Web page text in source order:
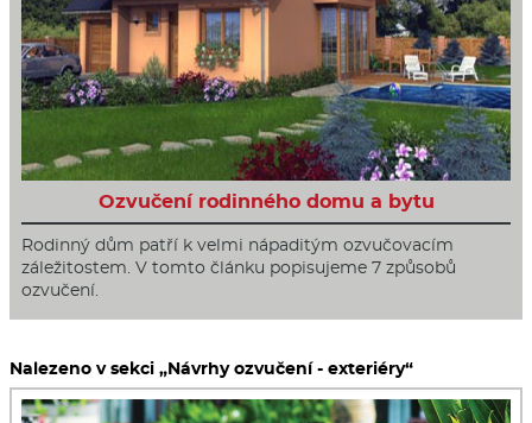
Ozvučení rodinného domu a bytu
Rodinný dům patří k velmi nápaditým ozvučovacím
záležitostem. V tomto článku popisujeme 7 způsobů
ozvučení.
Nalezeno v sekci „Návrhy ozvučení - exteriéry“